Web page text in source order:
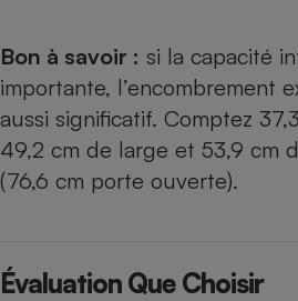
Bon à savoir : si la capacité
importante, l’encombrement
aussi significatif. Comptez
49,2 cm de large et 53,9 cm
(76,6 cm porte ouverte).
Évaluation Que Choisir